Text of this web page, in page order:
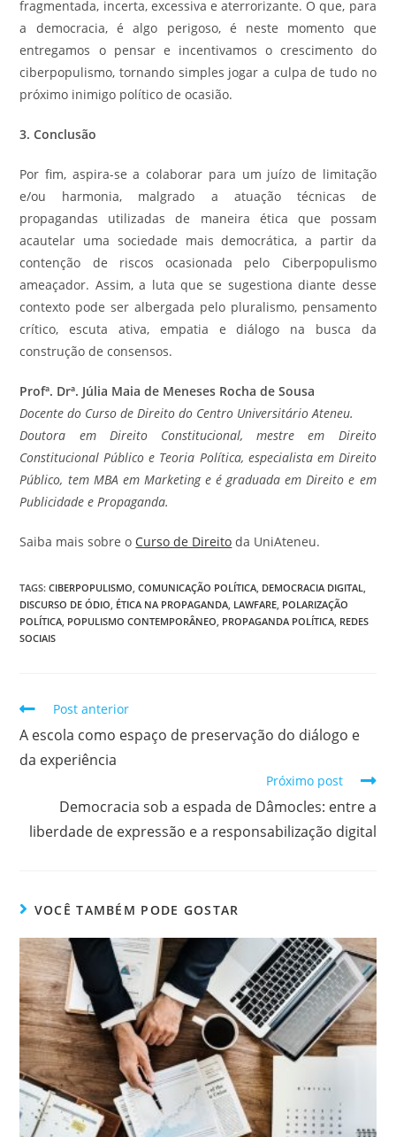
fragmentada, incerta, excessiva e aterrorizante. O que, para
a democracia, é algo perigoso, é neste momento que
entregamos o pensar e incentivamos o crescimento do
ciberpopulismo, tornando simples jogar a culpa de tudo no
próximo inimigo político de ocasião.
3. Conclusão
Por fim, aspira-se a colaborar para um juízo de limitação
e/ou harmonia, malgrado a atuação técnicas de
propagandas utilizadas de maneira ética que possam
acautelar uma sociedade mais democrática, a partir da
contenção de riscos ocasionada pelo Ciberpopulismo
ameaçador. Assim, a luta que se sugestiona diante desse
contexto pode ser albergada pelo pluralismo, pensamento
crítico, escuta ativa, empatia e diálogo na busca da
construção de consensos.
Profª. Drª. Júlia Maia de Meneses Rocha de Sousa
Docente do Curso de Direito do Centro Universitário Ateneu.
Doutora em Direito Constitucional, mestre em Direito
Constitucional Público e Teoria Política, especialista em Direito
Público, tem MBA em Marketing e é graduada em Direito e em
Publicidade e Propaganda.
Saiba mais sobre o Curso de Direito da UniAteneu.
TAGS:CIBERPOPULISMO, COMUNICAÇÃO POLÍTICA, DEMOCRACIA DIGITAL,
DISCURSO DE ÓDIO, ÉTICA NA PROPAGANDA, LAWFARE, POLARIZAÇÃO
POLÍTICA, POPULISMO CONTEMPORÂNEO, PROPAGANDA POLÍTICA, REDES
SOCIAIS
Post anterior
A escola como espaço de preservação do diálogo e
da experiência
Próximo post
Democracia sob a espada de Dâmocles: entre a
liberdade de expressão e a responsabilização digital
VOCÊ TAMBÉM PODE GOSTAR